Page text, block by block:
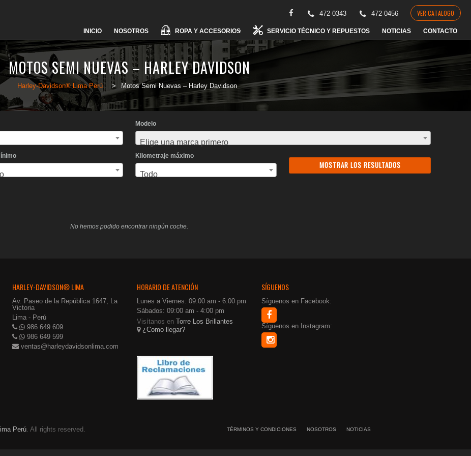
472-0343 472-0456 VER CATALOGO
Skip
to
content
INICIO NOSOTROS ROPA Y ACCESORIOS SERVICIO TÉCNICO Y REPUESTOS NOTICIAS CONTACTO
MOTOS SEMI NUEVAS – HARLEY DAVIDSON
Harley-Davidson® Lima Perú > Motos Semi Nuevas – Harley Davidson
Modelo
Elige una marca primero
Kilometraje máximo
Todo
No hemos podido encontrar ningún coche.
HARLEY-DAVIDSON® LIMA
Av. Paseo de la República 1647, La
Victoria
Lima - Perú
986 649 609
986 649 599
ventas@harleydavidsonlima.com
HORARIO DE ATENCIÓN
Lunes a Viernes: 09:00 am - 6:00 pm
Sábados: 09:00 am - 4:00 pm
Visítanos en Torre Los Brillantes
¿Como llegar?
SÍGUENOS
Síguenos en Facebook:
Síguenos en Instagram:
Perú. All rights reserved. TÉRMINOS Y CONDICIONES NOSOTROS NOTICIAS